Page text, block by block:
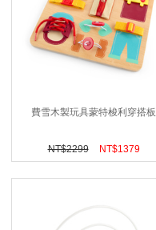
費雪木製玩具蒙特梭利穿搭板
NT$2299 NT$1379